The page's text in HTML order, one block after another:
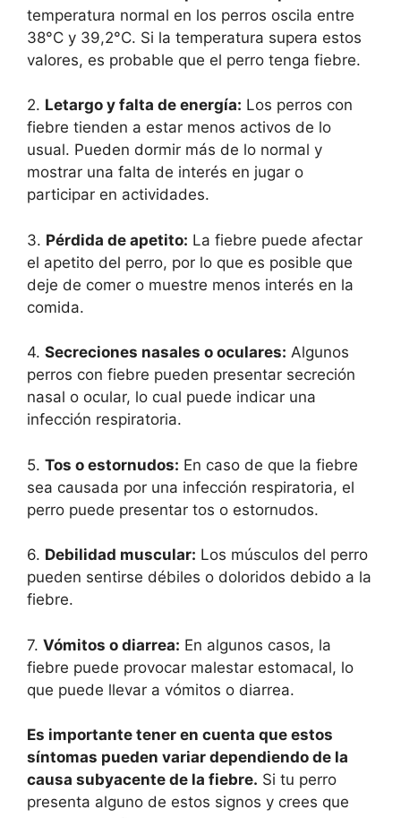
temperatura normal en los perros oscila entre
38°C y 39,2°C. Si la temperatura supera estos
valores, es probable que el perro tenga fiebre.
2. Letargo y falta de energía: Los perros con
fiebre tienden a estar menos activos de lo
usual. Pueden dormir más de lo normal y
mostrar una falta de interés en jugar o
participar en actividades.
3. Pérdida de apetito: La fiebre puede afectar
el apetito del perro, por lo que es posible que
deje de comer o muestre menos interés en la
comida.
4. Secreciones nasales o oculares: Algunos
perros con fiebre pueden presentar secreción
nasal o ocular, lo cual puede indicar una
infección respiratoria.
5. Tos o estornudos: En caso de que la fiebre
sea causada por una infección respiratoria, el
perro puede presentar tos o estornudos.
6. Debilidad muscular: Los músculos del perro
pueden sentirse débiles o doloridos debido a la
fiebre.
7. Vómitos o diarrea: En algunos casos, la
fiebre puede provocar malestar estomacal, lo
que puede llevar a vómitos o diarrea.
Es importante tener en cuenta que estos
síntomas pueden variar dependiendo de la
causa subyacente de la fiebre. Si tu perro
presenta alguno de estos signos y crees que